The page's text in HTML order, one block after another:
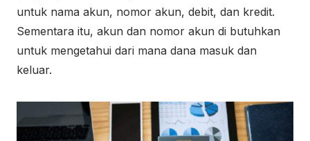
untuk nama akun, nomor akun, debit, dan kredit.
Sementara itu, akun dan nomor akun di butuhkan
untuk mengetahui dari mana dana masuk dan
keluar.